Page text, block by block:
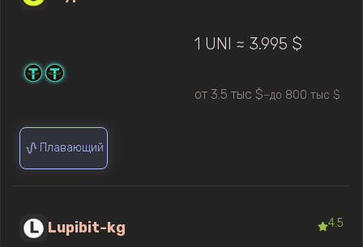
1 UNI ≈ 3.995 $
от 3.5 тыс $—до 800 тыс $
Плавающий
Lupibit-kg 4.5